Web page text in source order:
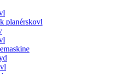
planérskovl